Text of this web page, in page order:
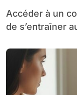
Accéder à un compte PrepaCode ENPC permet
de s’entraîner